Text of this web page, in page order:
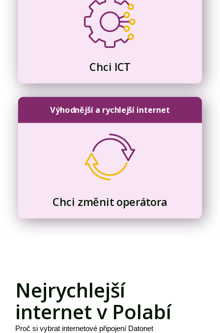
Chci ICT
Výhodnější a rychlejší internet
Chci změnit operátora
Nejrychlejší
internet v Polabí
Proč si vybrat internetové připojení Datonet